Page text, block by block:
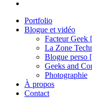
Portfolio
Blogue et vidéo
Facteur Geek
La Zone
Blogue perso
Geeks and
Photographie
À propos
Contact